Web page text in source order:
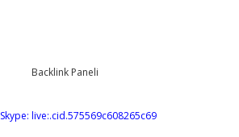
Skype: live:.cid.575569c608265c69